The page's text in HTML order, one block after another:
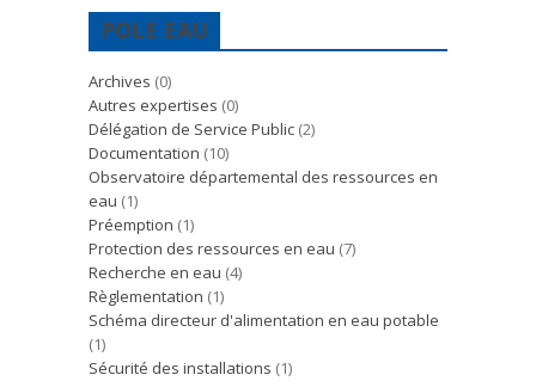
POLE EAU
Archives (0)
Autres expertises (0)
Délégation de Service Public (2)
Documentation (10)
Observatoire départemental des ressources en
eau (1)
Préemption (1)
Protection des ressources en eau (7)
Recherche en eau (4)
Règlementation (1)
Schéma directeur d'alimentation en eau potable
(1)
Sécurité des installations (1)